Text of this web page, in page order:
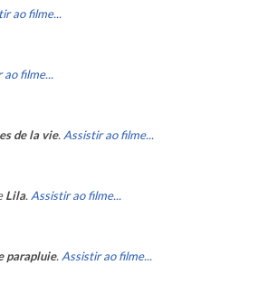
ao filme...
ao filme...
de la vie. Assistir ao filme...
Lila. Assistir ao filme...
parapluie. Assistir ao filme...